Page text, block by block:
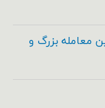
این معامله بزرگ و